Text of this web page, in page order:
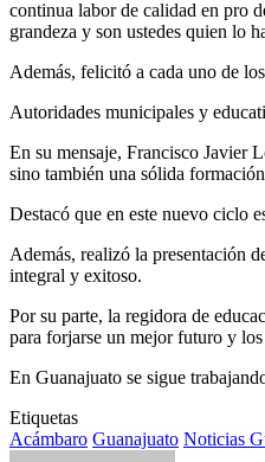
continua labor de calidad en pro
grandeza y son ustedes quien lo
Además, felicitó a cada uno de
Autoridades municipales y
En su mensaje, Francisco Javier
sino también una sólida
Destacó que en este nuevo ciclo
Además, realizó la presentación
integral y exitoso.
Por su parte, la regidora de
para forjarse un mejor futuro y
En Guanajuato se sigue
Etiquetas
Acámbaro Guanajuato Noticias